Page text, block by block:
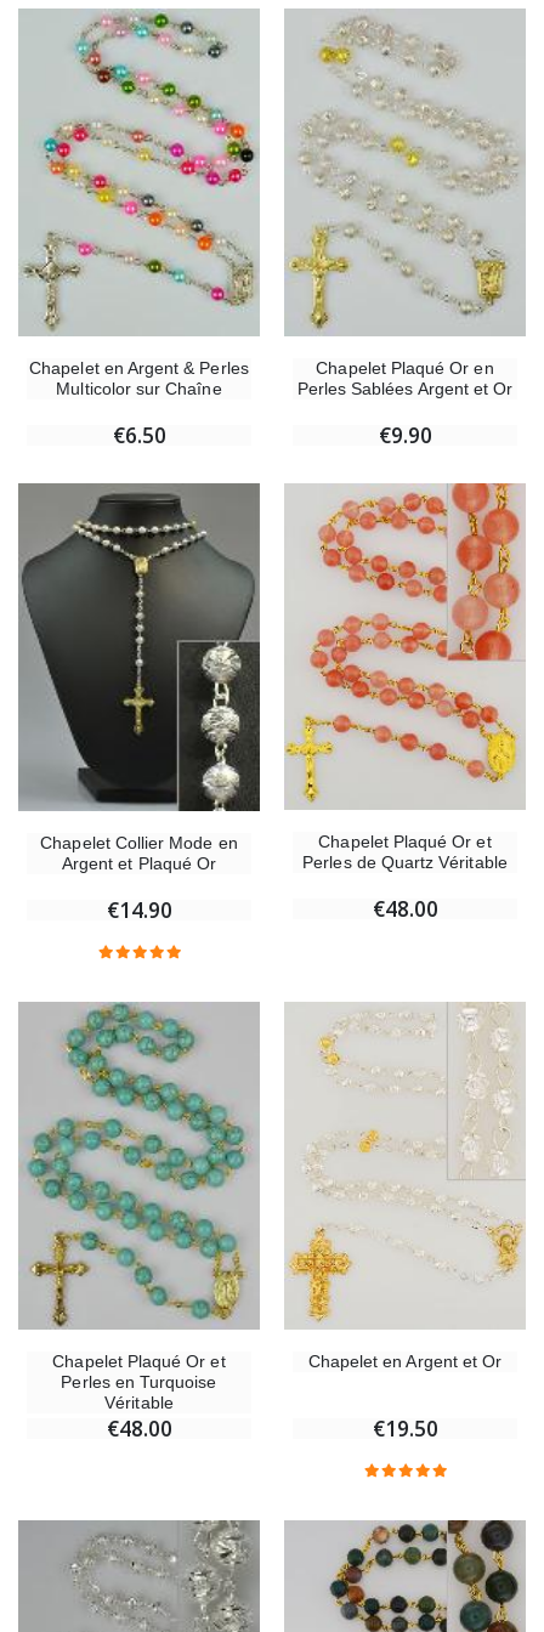
Chapelet en Argent & Perles
Multicolor sur Chaîne
€6.50
Chapelet Plaqué Or en
Perles Sablées Argent et Or
€9.90
Chapelet Collier Mode en
Argent et Plaqué Or
€14.90
Chapelet Plaqué Or et
Perles de Quartz Véritable
€48.00
Chapelet Plaqué Or et
Perles en Turquoise
Véritable
€48.00
Chapelet en Argent et Or
€19.50
Chapelet de Lourdes en Bois
€5.00
Croix Enfant en Bois Eglise Papillons et Arc-en-ciel 15 cm
€78.00 €58.50
Huile d'Onction
€9.90
€4.90